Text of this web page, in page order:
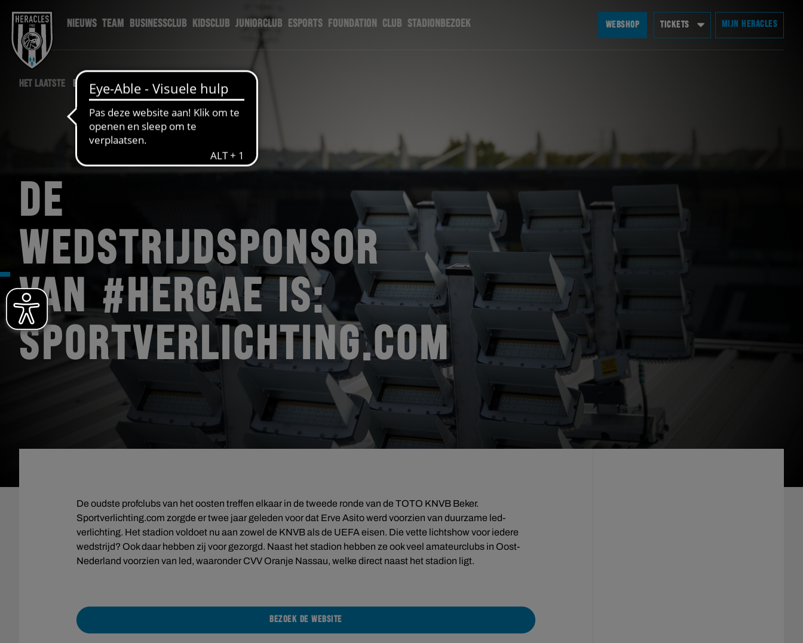
NIEUWS TEAM BUSINESSCLUB KIDSCLUB JUNIORCLUB ESPORTS FOUNDATION CLUB STADIONBEZOEK WEBSHOP TICKETS MIJN HERACLES
HET LAATSTE BUSINESSCLUB NIEUWS
DE
WEDSTRIJDSPONSOR
VAN #HERGAE IS:
SPORTVERLICHTING.COM
De oudste profclubs van het oosten treffen elkaar in de tweede ronde van de TOTO KNVB Beker.
Sportverlichting.com zorgde er twee jaar geleden voor dat Erve Asito werd voorzien van duurzame led-
verlichting. Het stadion voldoet nu aan zowel de KNVB als de UEFA eisen. Die vette lichtshow voor iedere
wedstrijd? Ook daar hebben zij voor gezorgd. Naast het stadion hebben ze ook veel amateurclubs in Oost-
Nederland voorzien van led, waaronder CVV Oranje Nassau, welke direct naast het stadion ligt.
BEZOEK DE WEBSITE